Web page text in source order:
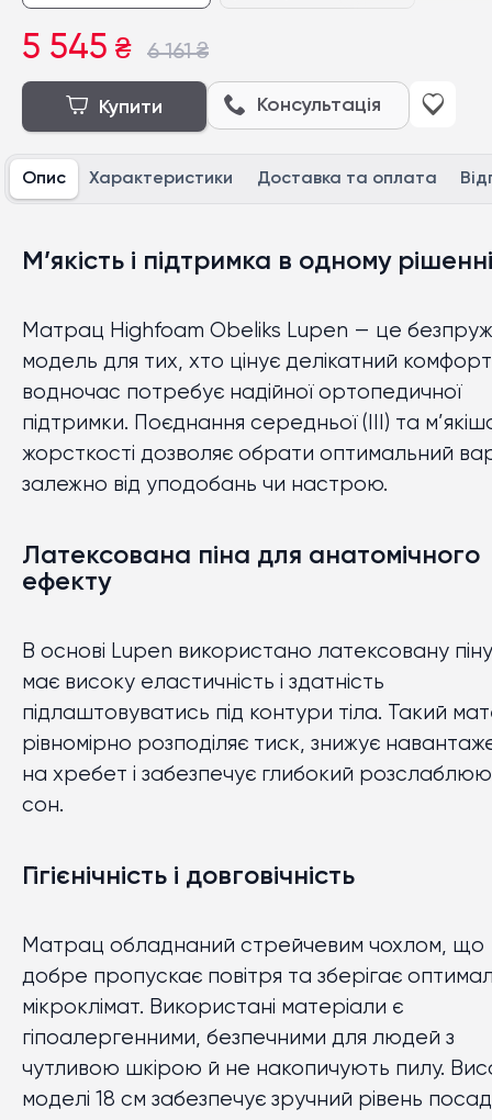
нестандартний розмір грн/кв.м
розмір 120x190 см розмір 120x200 см
розмір 140x190 см розмір 140x200 см
розмір 160x190 см розмір 160x200 см
5 545 ₴ 6 161₴
Купити Консультація
Опис Характеристики Доставка та оплата
М’якість і підтримка в одному рішенні
Матрац Highfoam Obeliks Lupen — це
модель для тих, хто цінує делікатний комфорт
водночас потребує надійної ортопедичної
підтримки. Поєднання середньої (III) та
жорсткості дозволяє обрати оптимальний
залежно від уподобань чи настрою.
Латексована піна для анатомічного
ефекту
В основі Lupen використано латексовану
має високу еластичність і здатність
підлаштовуватись під контури тіла. Такий
рівномірно розподіляє тиск, знижує
на хребет і забезпечує глибокий
сон.
Гігієнічність і довговічність
Матрац обладнаний стрейчевим чохлом, що
добре пропускає повітря та зберігає
мікроклімат. Використані матеріали є
гіпоалергенними, безпечними для людей з
чутливою шкірою й не накопичують пилу.
моделі 18 см забезпечує зручний рівень